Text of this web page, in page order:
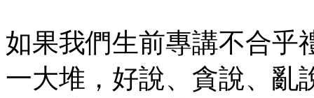
如果我們生前專講不合乎
一大堆，好說、貪說、亂